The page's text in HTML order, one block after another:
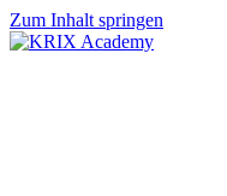
Zum Inhalt springen